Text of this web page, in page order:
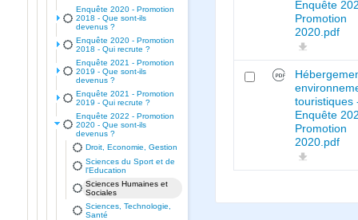
Enquête 2020 - Promotion
2018 - Que sont-ils
devenus ?
Enquête 2020 - Promotion
2018 - Qui recrute ?
Enquête 2021 - Promotion
2019 - Que sont-ils
devenus ?
Enquête 2021 - Promotion
2019 - Qui recrute ?
Enquête 2022 - Promotion
2020 - Que sont-ils
devenus ?
Droit, Economie, Gestion
Sciences du Sport et de
l'Education
Sciences Humaines et
Sociales
Sciences, Technologie,
Santé
Enquête
Promotion
2020.pdf
touristiques
Enquête
Promotion
2020.pdf